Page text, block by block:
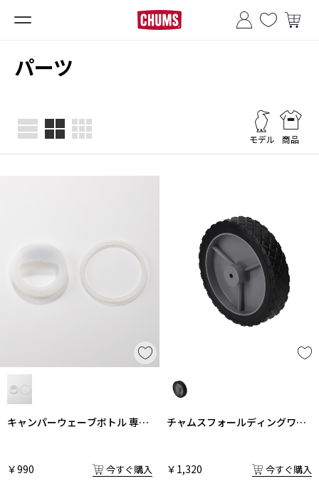
■夏季休業のお知らせ■
パーツ
モデル 商品
キャンパーウェーブボトル 専用
￥990 今すぐ購入
チャムスフォールディングワゴ
￥1,320 今すぐ購入